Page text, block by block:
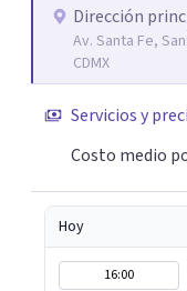
para explorar tus
mayor claridad,
Dirección
Av. Santa Fe,
CDMX
Servicios y
Costo medio
Hoy
16:00